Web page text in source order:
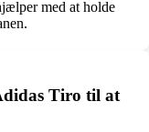
med at holde
Tiro til at